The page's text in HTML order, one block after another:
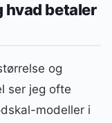
hvad betaler
og
ser jeg ofte
modeller i